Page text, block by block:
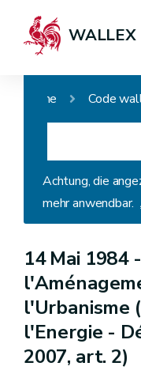
WALLEX
Home
Achtung, die
mehr anwendbar.
14 Mai 1984 -
l'Urbanisme
l'Energie -
2007, art. 2)